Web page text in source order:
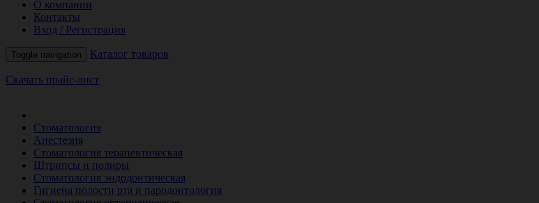
О компании
Контакты
Вход / Регистрация
Toggle navigation Каталог товаров
Скачать прайс-лист
Стоматология
Анестезия
Стоматология терапевтическая
Штрипсы и полиры
Стоматология эндодонтическая
Гигиена полости рта и пародонтология